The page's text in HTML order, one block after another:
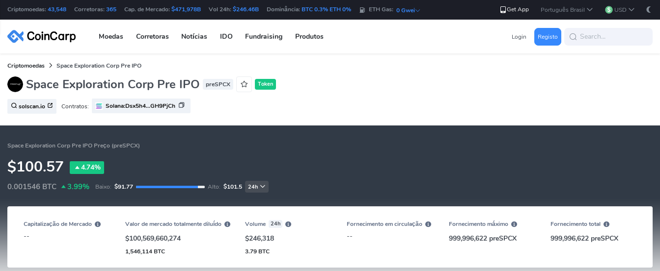
Criptomoedas: 43,548 Corretoras: 365 Cap. de Mercado: $471,978B Vol 24h: $246.46B Dominância: BTC 0.3% ETH 0% ETH Gas: 0 Gwei Get App Português Brasil USD
Moedas Corretoras Notícias IDO Fundraising Produtos Login Registo
Criptomoedas Space Exploration Corp Pre IPO
Space Exploration Corp Pre IPO preSPCX Token
solscan.io Contratos: Solana:Dsx5h4...GH9PjCh
Space Exploration Corp Pre IPO Preço (preSPCX)
$100.57 4.74%
0.001546 BTC 3.99% Baixo: $91.77 Alto: $101.5 24h
Capitalização de Mercado
--
Valor de mercado totalmente diluído
$100,569,660,274
1,546,114 BTC
Volume 24h
$246,318
3.79 BTC
Fornecimento em circulação
--
Fornecimento máximo
999,996,622 preSPCX
Fornecimento total
999,996,622 preSPCX